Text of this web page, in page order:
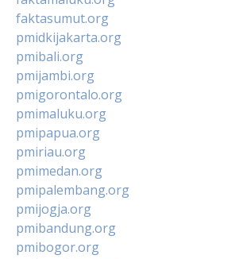
faktasumut.org
pmidkijakarta.org
pmibali.org
pmijambi.org
pmigorontalo.org
pmimaluku.org
pmipapua.org
pmiriau.org
pmimedan.org
pmipalembang.org
pmijogja.org
pmibandung.org
pmibogor.org